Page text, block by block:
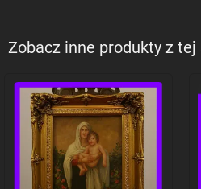
Zobacz inne produkty z